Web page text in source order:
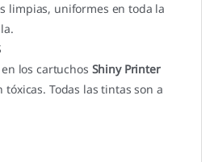
limpias, uniformes en toda la
los cartuchos Shiny Printer
tóxicas. Todas las tintas son a